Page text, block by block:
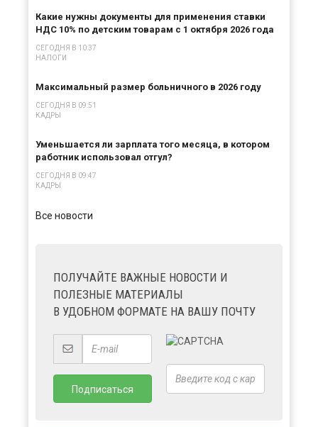
Какие нужны документы для применения ставки
НДС 10% по детским товарам с 1 октября 2026 года
СЕГОДНЯ В 10:37
НАЛОГИ
Максимальный размер больничного в 2026 году
СЕГОДНЯ В 09:51
КАДРЫ
Уменьшается ли зарплата того месяца, в котором
работник использовал отгул?
СЕГОДНЯ В 09:47
КАДРЫ
Все новости
ПОЛУЧАЙТЕ ВАЖНЫЕ НОВОСТИ И
ПОЛЕЗНЫЕ МАТЕРИАЛЫ
В УДОБНОМ ФОРМАТЕ НА ВАШУ ПОЧТУ